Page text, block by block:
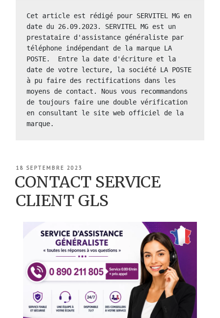
Cet article est rédigé pour SERVITEL MG en
date du 26.09.2023. SERVITEL MG est un
prestataire d'assistance généraliste par
téléphone indépendant de la marque LA
POSTE.  Entre la date d'écriture et la
date de votre lecture, la société LA POSTE
à pu faire des rectifications dans les
moyens de contact. Nous vous recommandons
de toujours faire une double vérification
en consultant le site web officiel de la
marque.
PUBLIÉ
LE
18 SEPTEMBRE 2023
CONTACT SERVICE
CLIENT GLS